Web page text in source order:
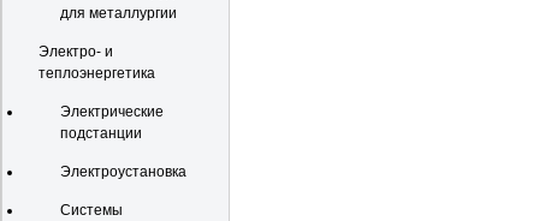
для металлургии
Электро- и
теплоэнергетика
Электрические
подстанции
Электроустановка
Системы